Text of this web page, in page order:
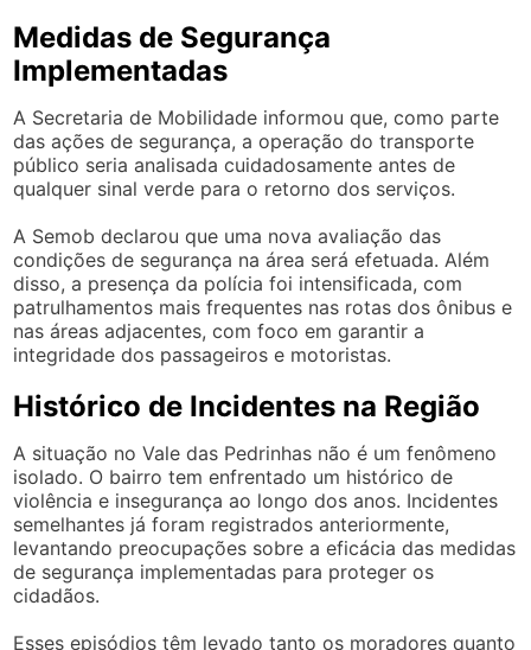
Medidas de Segurança
Implementadas
A Secretaria de Mobilidade informou que, como parte
das ações de segurança, a operação do transporte
público seria analisada cuidadosamente antes de
qualquer sinal verde para o retorno dos serviços.
A Semob declarou que uma nova avaliação das
condições de segurança na área será efetuada. Além
disso, a presença da polícia foi intensificada, com
patrulhamentos mais frequentes nas rotas dos ônibus e
nas áreas adjacentes, com foco em garantir a
integridade dos passageiros e motoristas.
Histórico de Incidentes na Região
A situação no Vale das Pedrinhas não é um fenômeno
isolado. O bairro tem enfrentado um histórico de
violência e insegurança ao longo dos anos. Incidentes
semelhantes já foram registrados anteriormente,
levantando preocupações sobre a eficácia das medidas
de segurança implementadas para proteger os
cidadãos.
Esses episódios têm levado tanto os moradores quanto